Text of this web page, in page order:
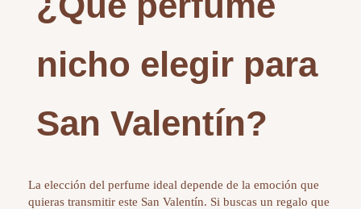
nicho elegir para
San Valentín?
La elección del perfume ideal depende de la emoción que
quieras transmitir este San Valentín. Si buscas un regalo que